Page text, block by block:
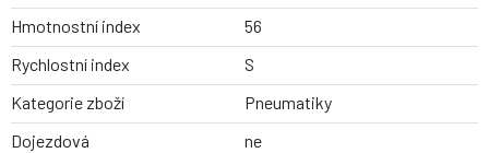
Hmotnostní index
56
Rychlostní index
S
Kategorie zboží
Pneumatiky
Dojezdová
ne